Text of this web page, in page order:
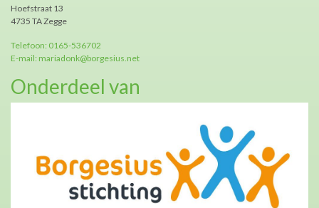
Hoefstraat 13
4735 TA Zegge
Telefoon: 0165-536702
E-mail: mariadonk@borgesius.net
Onderdeel van